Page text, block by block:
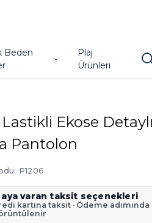
Beden
Plaj
Ürünleri
Ekose
Pantolon
: P1206
aya varan taksit seçenekleri
kartına taksit · Ödeme adımında